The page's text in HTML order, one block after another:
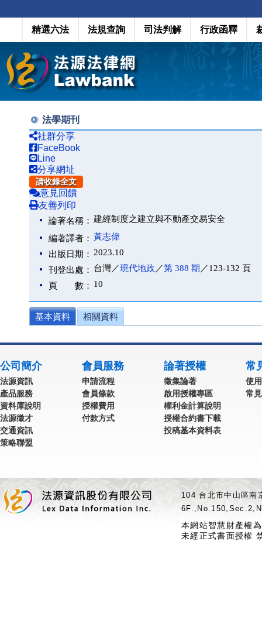
精選六法 法規查詢 司法判解 行政函釋
法學期刊
社群分享
FaceBook
Line
分享網址
請收錄全文
意見回饋
友善列印
論著名稱： 建經制度之建立與不動產交易安全
編著譯者： 黃志偉
出版日期： 2023.10
刊登出處： 台灣／現代地政 ／第 388 期 ／123-132 頁
頁 數： 10
基本資料 相關資料
公司簡介
法源資訊
產品服務
資料庫說明
法源徵才
交通資訊
策略聯盟
會員服務
申請流程
會員條款
授權費用
付款方式
論著授權
徵集論著
啟用授權專區
權利金計算說明
授權合約書下載
投稿基本資料表
常
使
常
104 台北市中山區
本網站智慧財產權
未經正式書面授權